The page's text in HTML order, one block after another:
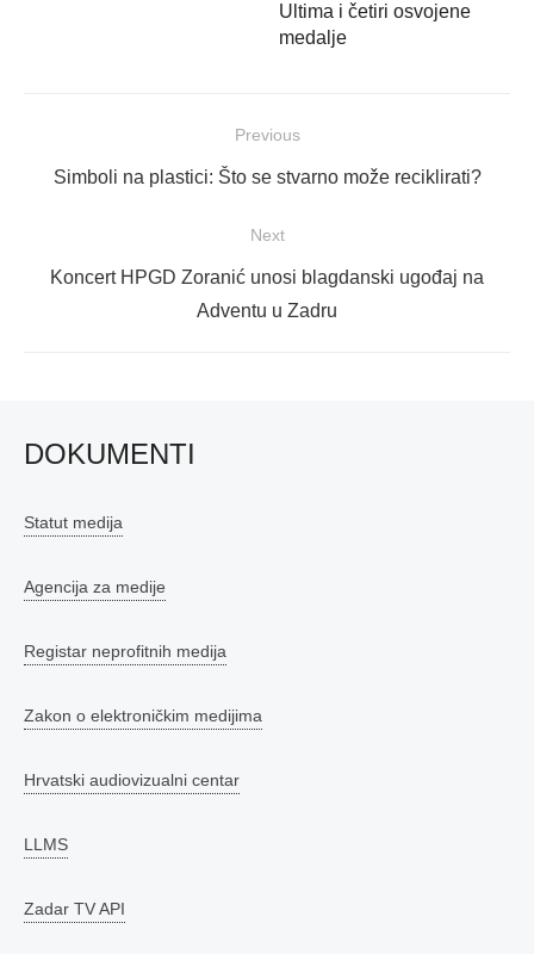
Ultima i četiri osvojene
medalje
objava
Previous
Previous
Simboli na plastici: Što se stvarno može reciklirati?
Next
Next
Koncert HPGD Zoranić unosi blagdanski ugođaj na
Adventu u Zadru
DOKUMENTI
Statut medija
Agencija za medije
Registar neprofitnih medija
Zakon o elektroničkim medijima
Hrvatski audiovizualni centar
LLMS
Zadar TV API